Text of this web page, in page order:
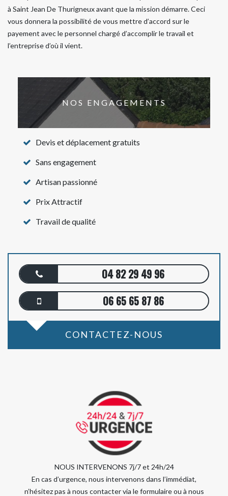
à Saint Jean De Thurigneux avant que la mission démarre. Ceci
vous donnera la possibilité de vous mettre d’accord sur le
payement avec le personnel chargé d’accomplir le travail et
l’entreprise d’où il vient.
NOS ENGAGEMENTS
Devis et déplacement gratuits
Sans engagement
Artisan passionné
Prix Attractif
Travail de qualité
04 82 29 49 96
06 65 65 87 86
CONTACTEZ-NOUS
NOUS INTERVENONS 7j/7 et 24h/24
En cas d’urgence, nous intervenons dans l’immédiat,
n’hésitez pas à nous contacter via le formulaire ou à nous